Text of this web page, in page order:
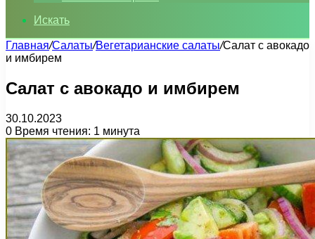
Искать
Главная/Салаты/Вегетарианские салаты/Салат с авокадо
и имбирем
Салат с авокадо и имбирем
30.10.2023
0 Время чтения: 1 минута